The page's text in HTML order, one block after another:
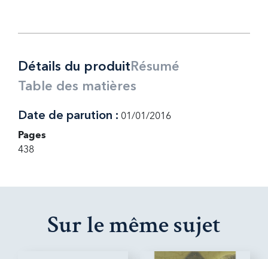
Détails du produit Résumé
Table des matières
Date de parution : 01/01/2016
Pages
438
Sur le même sujet